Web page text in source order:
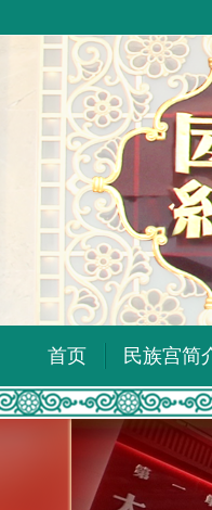
首页 民族宫简